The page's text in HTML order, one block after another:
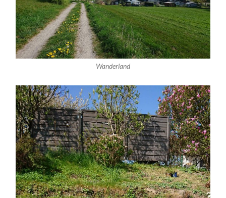
Wanderland